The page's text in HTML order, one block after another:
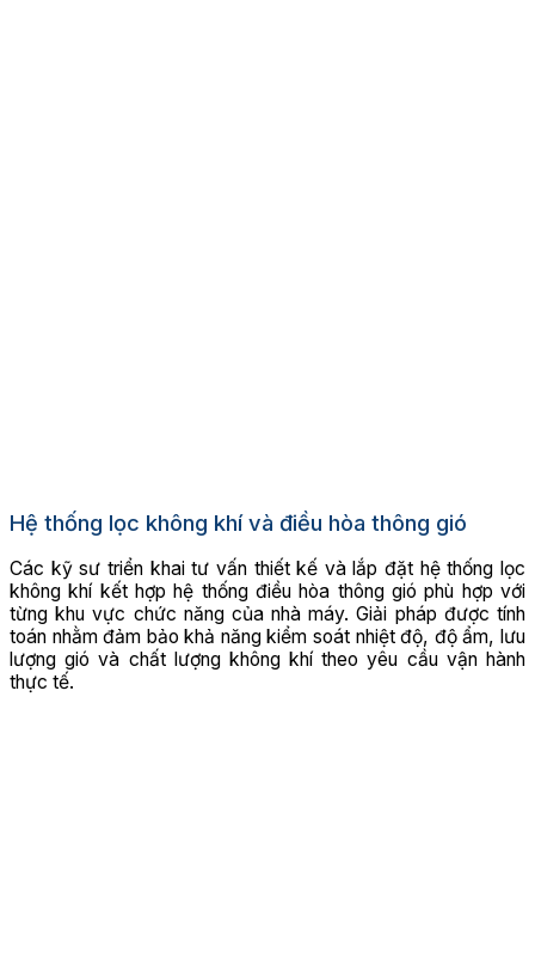
Hệ thống lọc không khí và điều hòa thông gió
Các kỹ sư triển khai tư vấn thiết kế và lắp đặt hệ thống lọc
không khí kết hợp hệ thống điều hòa thông gió phù hợp với
từng khu vực chức năng của nhà máy. Giải pháp được tính
toán nhằm đảm bảo khả năng kiểm soát nhiệt độ, độ ẩm, lưu
lượng gió và chất lượng không khí theo yêu cầu vận hành
thực tế.